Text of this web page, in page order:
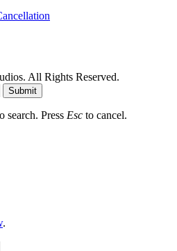
All Rights Reserved.
Submit
search. Press Esc to cancel.
.